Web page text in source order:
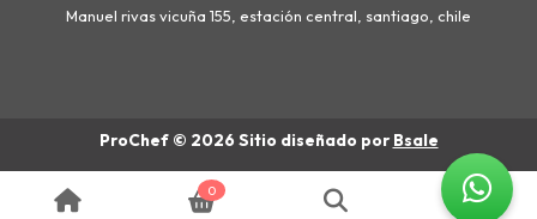
Manuel rivas vicuña 155, estación central, santiago, chile
ProChef © 2026 Sitio diseñado por Bsale
0